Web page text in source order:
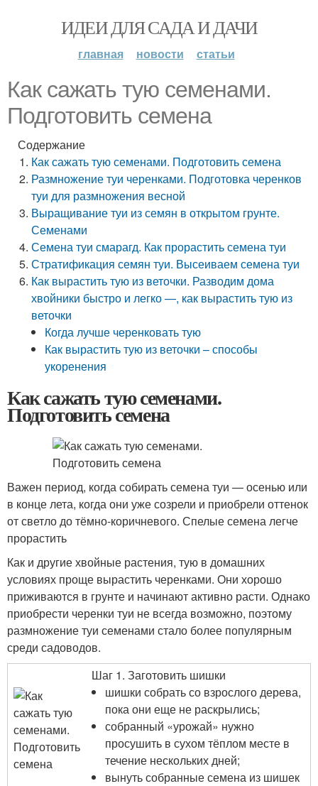
ИДЕИ ДЛЯ САДА И ДАЧИ
главная новости статьи
Как сажать тую семенами.
Подготовить семена
Содержание
Как сажать тую семенами. Подготовить семена
Размножение туи черенками. Подготовка черенков
туи для размножения весной
Выращивание туи из семян в открытом грунте.
Семенами
Семена туи смарагд. Как прорастить семена туи
Стратификация семян туи. Высеиваем семена туи
Как вырастить тую из веточки. Разводим дома
хвойники быстро и легко —, как вырастить тую из
веточки
Когда лучше черенковать тую
Как вырастить тую из веточки – способы
укоренения
Как сажать тую семенами.
Подготовить семена
Важен период, когда собирать семена туи — осенью или
в конце лета, когда они уже созрели и приобрели оттенок
от светло до тёмно-коричневого. Спелые семена легче
прорастить
Как и другие хвойные растения, тую в домашних
условиях проще вырастить черенками. Они хорошо
приживаются в грунте и начинают активно расти. Однако
приобрести черенки туи не всегда возможно, поэтому
размножение туи семенами стало более популярным
среди садоводов.
Шаг 1. Заготовить шишки
шишки собрать со взрослого дерева,
пока они еще не раскрылись;
собранный «урожай» нужно
просушить в сухом тёплом месте в
течение нескольких дней;
вынуть собранные семена из шишек